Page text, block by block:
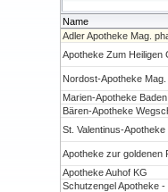
Name
Apotheke Zum Heiligen
Marien-Apotheke
Bären-Apotheke
St. Valentinus-
Apotheke zur goldenen
Apotheke Auhof KG
Schutzengel Apotheke